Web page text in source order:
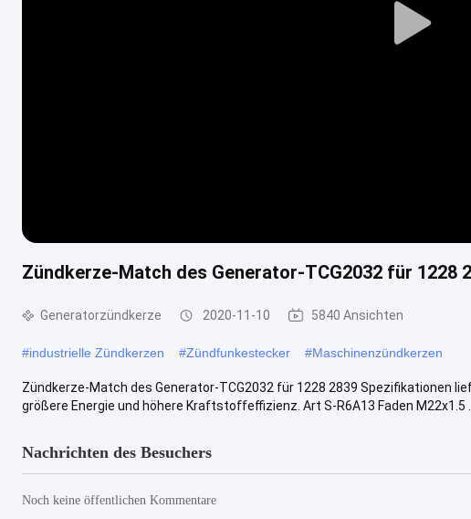
Play
Zündkerze-Match des Generator-TCG2032 für 1228
Generatorzündkerze 2020-11-10 5840 Ansichten
#industrielle Zündkerzen #Zündfunkestecker #Maschinenzündkerzen
Zündkerze-Match des Generator-TCG2032 für 1228 2839 Spezifikationen
größere Energie und höhere Kraftstoffeffizienz. Art S-R6A13 Faden M22x1.5 ....
Nachrichten des Besuchers
Noch keine öffentlichen Kommentare